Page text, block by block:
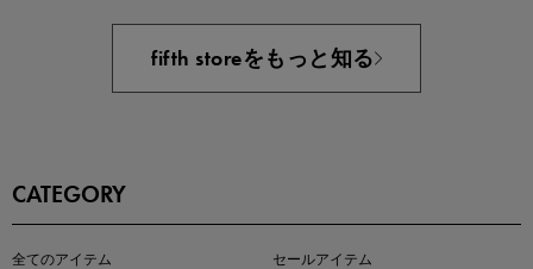
fifth storeをもっと知る
CATEGORY
全てのアイテム
セールアイテム